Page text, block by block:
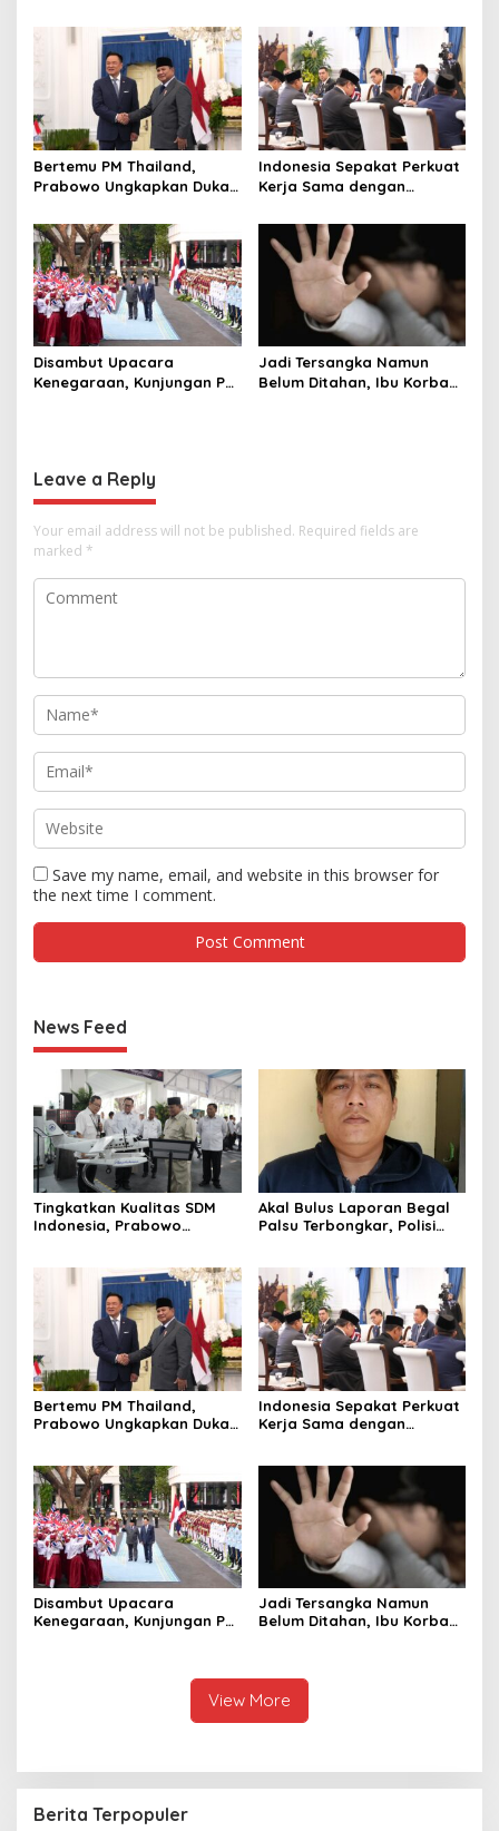
hingga Undang Universitas
Terbaik Dunia
Perusahaan untuk Crypto
Bertemu PM Thailand,
Prabowo Ungkapkan Duka
Selamat Ulang Tahun ke
Raja Thailand
Indonesia Sepakat Perkuat
Kerja Sama dengan
hingga Ekonomi Digital
Disambut Upacara
Kenegaraan, Kunjungan PM
Jadi Tersangka Namun
Belum Ditahan, Ibu Korban
Leave a Reply
Your email address will not be published. Required fields are
marked *
Save my name, email, and website in this browser for
the next time I comment.
News Feed
Tingkatkan Kualitas SDM
Indonesia, Prabowo
Terbaik Dunia
Akal Bulus Laporan Begal
Palsu Terbongkar, Polisi
Bertemu PM Thailand,
Prabowo Ungkapkan Duka
Raja Thailand
Indonesia Sepakat Perkuat
Kerja Sama dengan
Disambut Upacara
Kenegaraan, Kunjungan PM
Jadi Tersangka Namun
Belum Ditahan, Ibu Korban
Kasus Rudapksa Sampai
Anaknya Hamil
View More
Berita Terpopuler